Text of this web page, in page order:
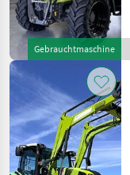
Gebrauchtmaschine